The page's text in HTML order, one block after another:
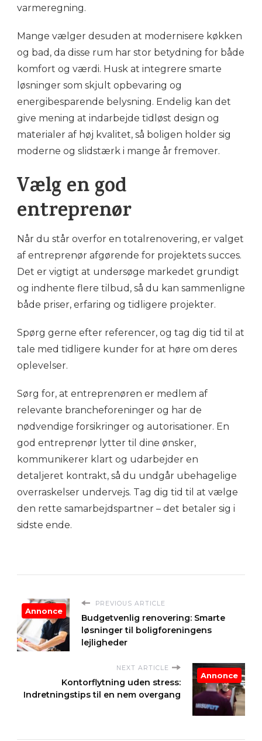
varmeregning.
Mange vælger desuden at modernisere køkken
og bad, da disse rum har stor betydning for både
komfort og værdi. Husk at integrere smarte
løsninger som skjult opbevaring og
energibesparende belysning. Endelig kan det
give mening at indarbejde tidløst design og
materialer af høj kvalitet, så boligen holder sig
moderne og slidstærk i mange år fremover.
Vælg en god
entreprenør
Når du står overfor en totalrenovering, er valget
af entreprenør afgørende for projektets succes.
Det er vigtigt at undersøge markedet grundigt
og indhente flere tilbud, så du kan sammenligne
både priser, erfaring og tidligere projekter.
Spørg gerne efter referencer, og tag dig tid til at
tale med tidligere kunder for at høre om deres
oplevelser.
Sørg for, at entreprenøren er medlem af
relevante brancheforeninger og har de
nødvendige forsikringer og autorisationer. En
god entreprenør lytter til dine ønsker,
kommunikerer klart og udarbejder en
detaljeret kontrakt, så du undgår ubehagelige
overraskelser undervejs. Tag dig tid til at vælge
den rette samarbejdspartner – det betaler sig i
sidste ende.
PREVIOUS ARTICLE
Budgetvenlig renovering: Smarte
løsninger til boligforeningens
lejligheder
Annonce
NEXT ARTICLE
Kontorflytning uden stress:
Indretningstips til en nem overgang
Annonce